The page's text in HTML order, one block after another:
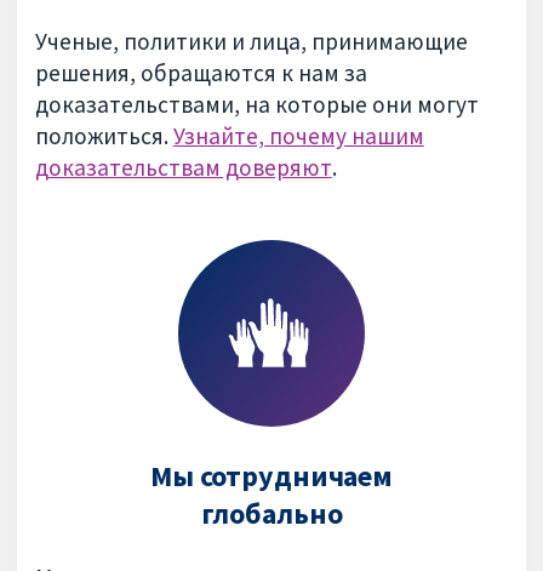
Ученые, политики и лица, принимающие
решения, обращаются к нам за
доказательствами, на которые они могут
положиться.Узнайте, почему нашим
доказательствам доверяют.
Мы сотрудничаем
глобально